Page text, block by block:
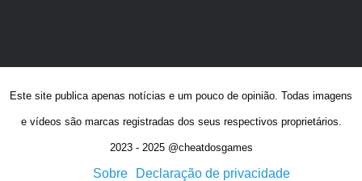
Este site publica apenas notícias e um pouco de opinião. Todas imagens
e vídeos são marcas registradas dos seus respectivos proprietários.
2023 - 2025 @cheatdosgames
Sobre
Declaração de privacidade